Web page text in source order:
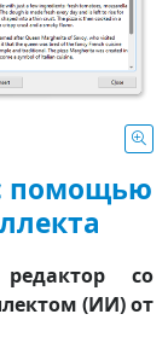
помощью
со
(ИИ) от